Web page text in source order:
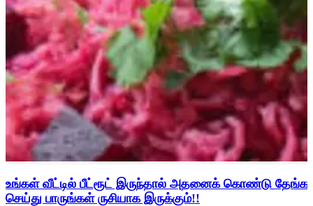
உங்கள் வீட்டில் பீட்ரூட் இருந்தால் அதனைக் கொண்டு
செய்து பாருங்கள் ருசியாக இருக்கும்!!